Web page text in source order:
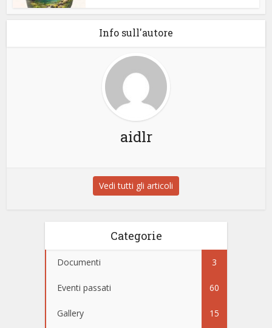
Info sull'autore
aidlr
Vedi tutti gli articoli
Categorie
Documenti 3
Eventi passati 60
Gallery 15